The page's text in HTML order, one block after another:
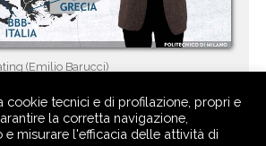
(Emilio Barucci)
cookie tecnici e di profilazione, propri e
la corretta navigazione,
e misurare l'efficacia delle attività di